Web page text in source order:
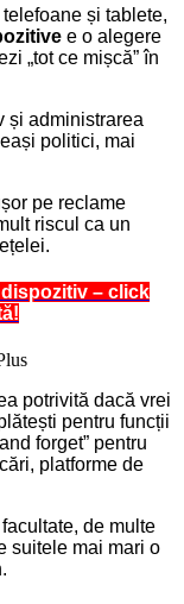
și tablete,
e o alegere
„tot ce mișcă” în
și administrarea
politici, mai
pe reclame
riscul ca un
– click
potrivită dacă vrei
pentru funcții
forget” pentru
platforme de
de multe
suitele mai mari o